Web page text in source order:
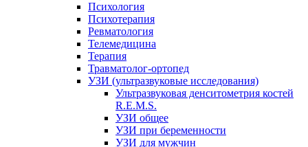
Психология
Психотерапия
Ревматология
Телемедицина
Терапия
Травматолог-ортопед
УЗИ (ультразвуковые исследования)
Ультразвуковая денситометрия костей
R.E.M.S.
УЗИ общее
УЗИ при беременности
УЗИ для мужчин